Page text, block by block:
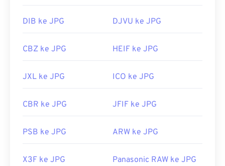
DIB ke JPG DJVU ke JPG
CBZ ke JPG HEIF ke JPG
JXL ke JPG ICO ke JPG
CBR ke JPG JFIF ke JPG
PSB ke JPG ARW ke JPG
X3F ke JPG Panasonic RAW ke JPG